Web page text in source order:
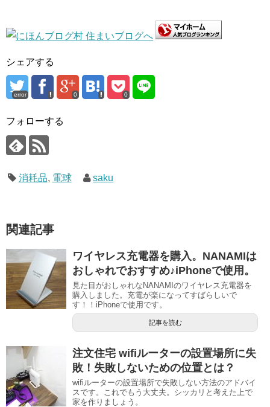
シェアする
error 0 0
フォローする
消耗品, 電球 saku
関連記事
ワイヤレス充電器を購入。NANAMIは
おしゃれでおすすめ♪iPhoneで使用。
見た目がおしゃれなNANAMIのワイヤレス充電器を
購入しました。充電が楽になってすばらしいで
す！！iPhoneで使用です。
記事を読む
注文住宅 wifiルーターの設置場所に失
敗！失敗しないための位置とは？
wifiルーターの設置場所で失敗しない方法のアドバイ
スです。これでもう大丈夫。シッカリと考えた上で
家を作りましょう。